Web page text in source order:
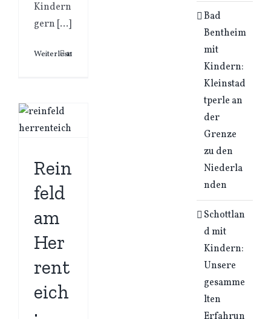
Kindern
gern [...]
Weiterlesen
11
Rein
feld
am
Her
rent
eich
Bad
Bentheim
mit
Kindern:
Kleinstad
tperle an
der
Grenze
zu den
Niederla
nden
Schottlan
d mit
Kindern:
Unsere
gesamme
lten